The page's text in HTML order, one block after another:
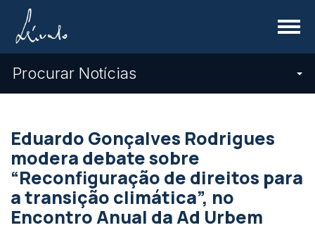
Menu
Procurar Notícias
Eduardo Gonçalves Rodrigues
modera debate sobre
“Reconfiguração de direitos para
a transição climática”, no
Encontro Anual da Ad Urbem